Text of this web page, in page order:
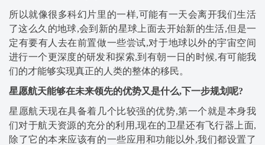
所以就像很多科幻片里的一样,可能有一天会离开我们生活
了这么久的地球,会到新的星球上面去开始新的生活,但是一
定有要有人去在前置做一些尝试,对于地球以外的宇宙空间
进行一个更深度的研发和探索,到有朝一日的时候,有可能我
们的才能够实现真正的人类的整体的移民。
星愿航天能够在未来领先的优势又是什么,下一步规划呢?
星愿航天现在具备着几个比较强的优势,第一个就是本身我
们对于航天资源的充分的利用,现在的卫星还有飞行器上面,
除了它的本来应该有的一些应用和功能以外,我们都设置了